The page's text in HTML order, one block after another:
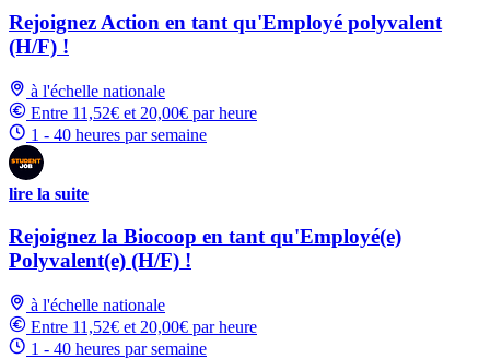
Rejoignez Action en tant qu'Employé polyvalent
(H/F) !
à l'échelle nationale
Entre 11,52€ et 20,00€ par heure
1 - 40 heures par semaine
lire la suite
Rejoignez la Biocoop en tant qu'Employé(e)
Polyvalent(e) (H/F) !
à l'échelle nationale
Entre 11,52€ et 20,00€ par heure
1 - 40 heures par semaine